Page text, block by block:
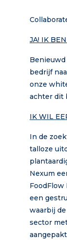
JA! IK
bedrijf
onze
achter dit
IK WIL
In de
talloze
Nexum
een
waarbij
sector